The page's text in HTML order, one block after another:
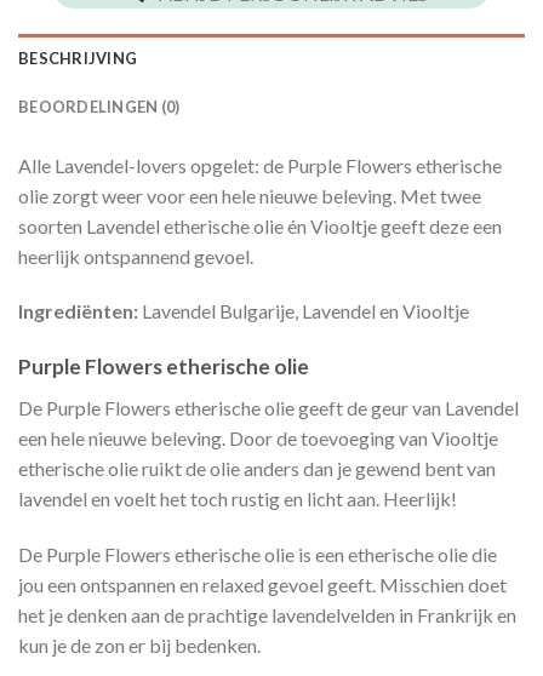
BESCHRIJVING
BEOORDELINGEN (0)
Alle Lavendel-lovers opgelet: de Purple Flowers etherische
olie zorgt weer voor een hele nieuwe beleving. Met twee
soorten Lavendel etherische olie én Viooltje geeft deze een
heerlijk ontspannend gevoel.
Ingrediënten: Lavendel Bulgarije, Lavendel en Viooltje
Purple Flowers etherische olie
De Purple Flowers etherische olie geeft de geur van Lavendel
een hele nieuwe beleving. Door de toevoeging van Viooltje
etherische olie ruikt de olie anders dan je gewend bent van
lavendel en voelt het toch rustig en licht aan. Heerlijk!
De Purple Flowers etherische olie is een etherische olie die
jou een ontspannen en relaxed gevoel geeft. Misschien doet
het je denken aan de prachtige lavendelvelden in Frankrijk en
kun je de zon er bij bedenken.